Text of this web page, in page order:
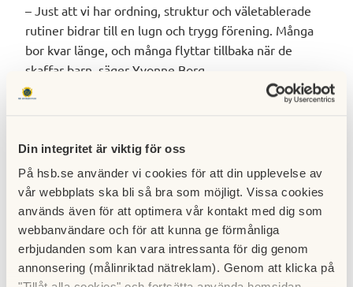
Din integritet är viktig för oss
På hsb.se använder vi cookies för att din upplevelse av
vår webbplats ska bli så bra som möjligt. Vissa cookies
används även för att optimera vår kontakt med dig som
webbanvändare och för att kunna ge förmånliga
erbjudanden som kan vara intressanta för dig genom
annonsering (målinriktad nätreklam). Genom att klicka på
– Just att vi har ordning, struktur och väletablerade
rutiner bidrar till en lugn och trygg förening. Många
bor kvar länge, och många flyttar tillbaka när de
skaffar barn, säger Yvonne Borg.
Ort:Orminge i Nacka utanför Stockholm.
Byggår:1968 (en del av miljonprogrammet).
Antal bostäder:384 lägenheter fördelat på 58
portar.
Övrigt:Läget med närhet till både stad, natur
och skärgård attraherar många.